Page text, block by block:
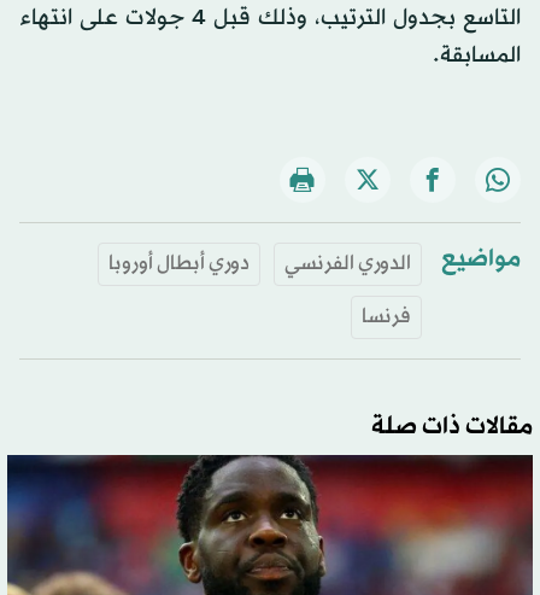
التاسع بجدول الترتيب، وذلك قبل 4 جولات على انتهاء
المسابقة.
مواضيع الدوري الفرنسي
دوري أبطال أوروبا
فرنسا
مقالات ذات صلة